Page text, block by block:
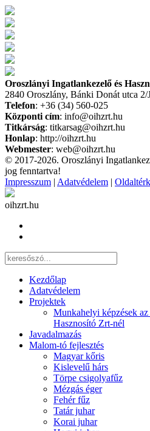
Oroszlányi Ingatlankezelő és
2840 Oroszlány, Bánki Donát utca 2/
Telefon: +36 (34) 560-025
Központi cím: info@oihzrt.hu
Titkárság: titkarsag@oihzrt.hu
Honlap: http://oihzrt.hu
Webmester: web@oihzrt.hu
© 2017-2026. Oroszlányi
jog fenntartva!
Impresszum | Adatvédelem |
oihzrt.hu
Kezdőlap
Adatvédelem
Projektek
Munkahelyi képzések
Hasznosító Zrt-nél
Javadalmazás
Malom-tó fejlesztés
Magyar kőris
Kislevelű hárs
Törpe csigolyafűz
Mézgás éger
Fehér fűz
Tatár juhar
Korai juhar